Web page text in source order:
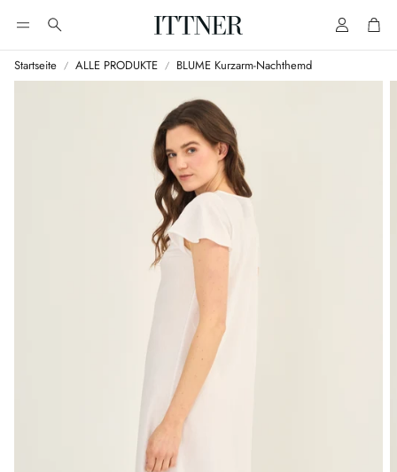
Suche AccountCart
Startseite ALLE PRODUKTE BLUME Kurzarm-Nachthemd